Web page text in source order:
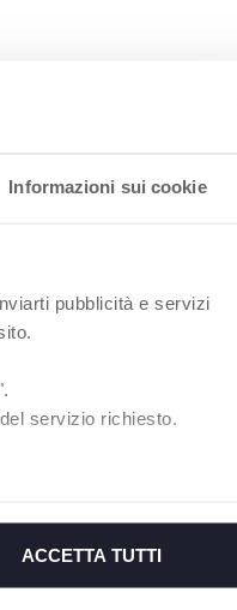
Informazioni sui cookie
pubblicità e servizi
servizio richiesto.
ACCETTA TUTTI